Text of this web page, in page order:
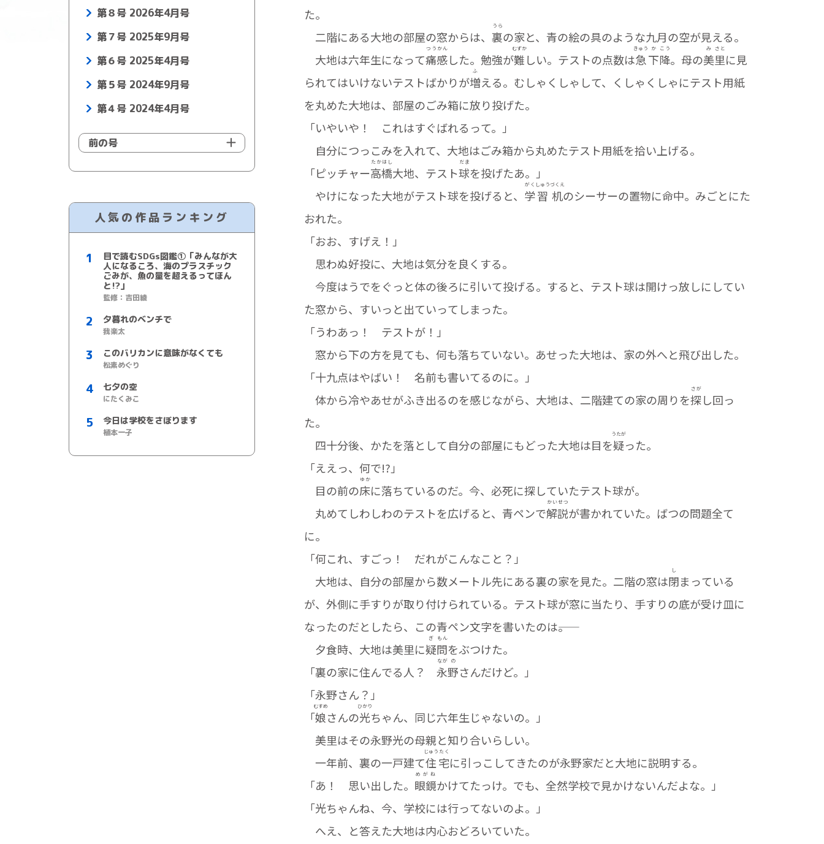
た。
二階にある大地の部屋の窓からは、 裏
うら
の家と、青の絵の具のような九月の空が見える。
大地は六年生になって痛
つう
感
かん
した。勉強が難
むずか
しい。テストの点数は急
きゅう
下
か
降
こう
。母の美
み
里
さと
に見
られてはいけないテストばかりが増
ふ
える。むしゃくしゃして、くしゃくしゃにテスト用紙
を丸めた大地は、部屋のごみ箱に放り投げた。
「いやいや！ これはすぐばれるって。」
自分につっこみを入れて、大地はごみ箱から丸めたテスト用紙を拾い上げる。
「ピッチャー高
たか
橋
はし
大地、テスト球
だま
を投げたあ。」
やけになった大地がテスト球を投げると、 学
がく
習
しゅう
机
づくえ
のシーサーの置物に命中。みごとにた
おれた。
「おお、すげえ！」
思わぬ好投に、大地は気分を良くする。
今度はうでをぐっと体の後ろに引いて投げる。すると、テスト球は開けっ放しにしてい
た窓から、すいっと出ていってしまった。
「うわあっ！ テストが！」
窓から下の方を見ても、何も落ちていない。あせった大地は、家の外へと飛び出した。
「十九点はやばい！ 名前も書いてるのに。」
体から冷やあせがふき出るのを感じながら、大地は、二階建ての家の周りを探
さが
し回っ
た。
四十分後、かたを落として自分の部屋にもどった大地は目を疑
うたが
った。
「ええっ、何で!?」
目の前の床
ゆか
に落ちているのだ。今、必死に探していたテスト球が。
丸めてしわしわのテストを広げると、青ペンで解
かい
説
せつ
が書かれていた。ばつの問題全て
に。
「何これ、すごっ！ だれがこんなこと？」
大地は、自分の部屋から数メートル先にある裏の家を見た。二階の窓は閉
し
まっている
が、外側に手すりが取り付けられている。テスト球が窓に当たり、手すりの底が受け皿に
なったのだとしたら、この青ペン文字を書いたのは――。
夕食時、大地は美里に疑
ぎ
問
もん
をぶつけた。
「裏の家に住んでる人？ 永
なが
野
の
さんだけど。」
「永野さん？」
「娘
むすめ
さんの光
ひかり
ちゃん、同じ六年生じゃないの。」
美里はその永野光の母親と知り合いらしい。
一年前、裏の一戸建て住
じゅう
宅
たく
に引っこしてきたのが永野家だと大地に説明する。
「あ！ 思い出した。 眼鏡
めがね
かけてたっけ。でも、全然学校で見かけないんだよな。」
「光ちゃんね、今、学校には行ってないのよ。」
へえ、と答えた大地は内心おどろいていた。
第８号 2026年4月号
第７号 2025年9月号
第６号 2025年4月号
第５号 2024年9月号
第４号 2024年4月号
前の号
人気の作品ランキング
目で読むSDGs図鑑①「みんなが大
人になるころ、海のプラスチック
ごみが、魚の量を超えるってほん
と!?」
監修：吉田綾
夕暮れのベンチで
我楽太
このバリカンに意味がなくても
松素めぐり
七夕の空
にたくみこ
今日は学校をさぼります
植本一子